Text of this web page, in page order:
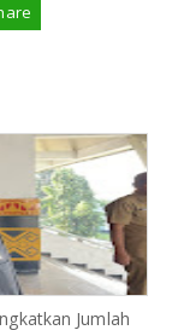
Jumlah